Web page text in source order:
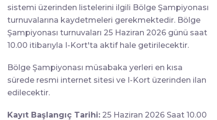
sistemi üzerinden listelerini ilgili Bölge Şampiyonası
turnuvalarına kaydetmeleri gerekmektedir. Bölge
Şampiyonası turnuvaları 25 Haziran 2026 günü saat
10.00 itibarıyla I-Kort'ta aktif hale getirilecektir.
Bölge Şampiyonası müsabaka yerleri en kısa
sürede resmi internet sitesi ve I-Kort üzerinden ilan
edilecektir.
Kayıt Başlangıç Tarihi: 25 Haziran 2026 Saat 10.00